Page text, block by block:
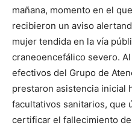
mañana, momento en el
recibieron un aviso
mujer tendida en la vía
craneoencefálico severo.
efectivos del Grupo de
prestaron asistencia inicial
facultativos sanitarios, que
certificar el fallecimiento